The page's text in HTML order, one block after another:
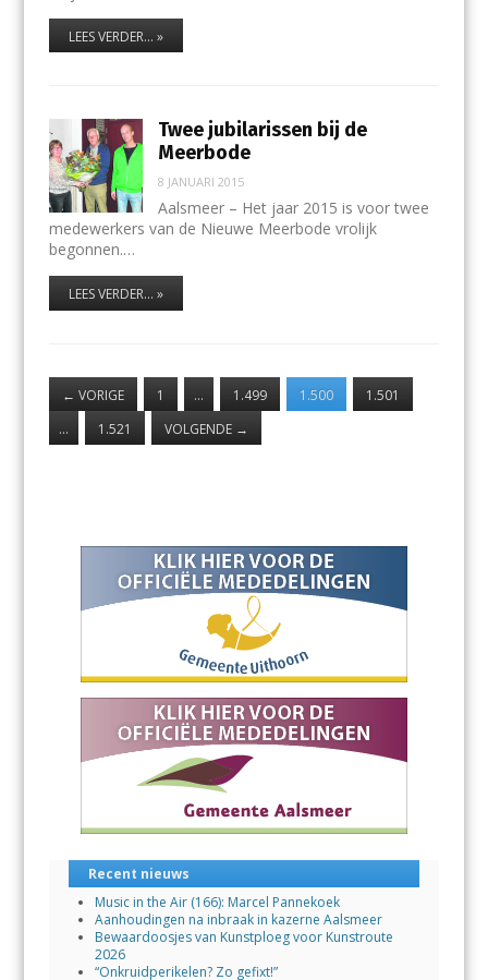
LEES VERDER... »
Twee jubilarissen bij de
Meerbode
8 JANUARI 2015
Aalsmeer – Het jaar 2015 is voor twee
medewerkers van de Nieuwe Meerbode vrolijk
begonnen.…
LEES VERDER... »
← VORIGE 1 … 1.499 1.500
1.501
…
1.521 VOLGENDE →
Recent nieuws
Music in the Air (166): Marcel Pannekoek
Aanhoudingen na inbraak in kazerne Aalsmeer
Bewaardoosjes van Kunstploeg voor Kunstroute
2026
“Onkruidperikelen? Zo gefixt!”